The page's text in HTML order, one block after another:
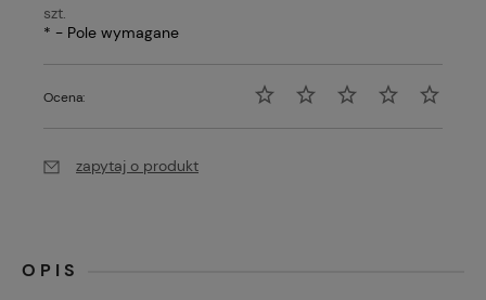
szt.
* - Pole wymagane
Ocena:
zapytaj o produkt
OPIS